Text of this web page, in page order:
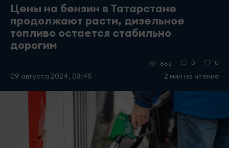
Цены на бензин в Татарстане
продолжают расти, дизельное
топливо остается стабильно
дорогим
09 августа 2024, 08:45
882 0 0
2 мин на чтение